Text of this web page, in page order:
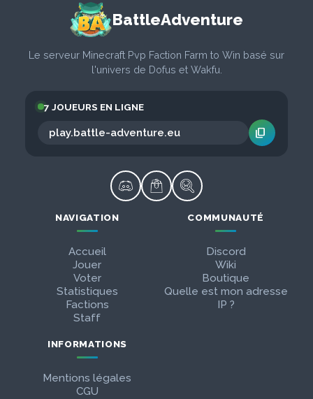
BattleAdventure
Le serveur Minecraft Pvp Faction Farm to Win basé sur
l'univers de Dofus et Wakfu.
7 JOUEURS EN LIGNE
content_copy
NAVIGATION
Accueil
Jouer
Voter
Statistiques
Factions
Staff
COMMUNAUTÉ
Discord
Wiki
Boutique
Quelle est mon adresse
IP ?
INFORMATIONS
Mentions légales
CGU